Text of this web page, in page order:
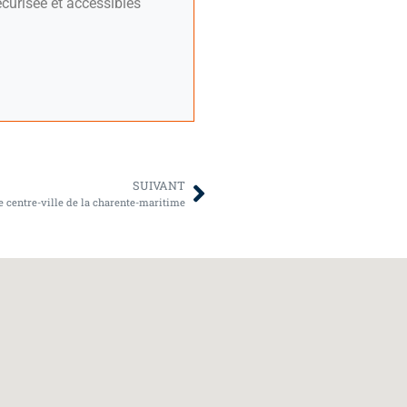
SUIVANT
centre-ville de la charente-maritime